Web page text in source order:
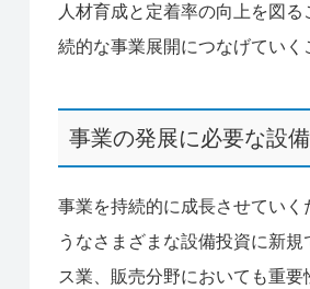
人材育成と定着率の向上を図
続的な事業展開につなげていく
事業の発展に必要な設
事業を持続的に成長させてい
うなさまざまな設備投資に新
ス業、販売分野においても重